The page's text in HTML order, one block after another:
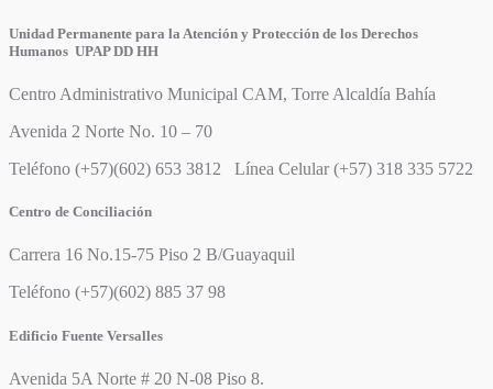
Unidad Permanente para la Atención y Protección de los Derechos
Humanos UPAP DD HH
Centro Administrativo Municipal CAM, Torre Alcaldía Bahía
Avenida 2 Norte No. 10 – 70
Teléfono (+57)(602) 653 3812 Línea Celular (+57) 318 335 5722
Centro de Conciliación
Carrera 16 No.15-75 Piso 2 B/Guayaquil
Teléfono (+57)(602) 885 37 98
Edificio Fuente Versalles
Avenida 5A Norte # 20 N-08 Piso 8.